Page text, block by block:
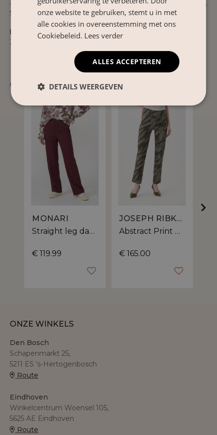
30°C fijne was, Niet bleken, Niet in wasdroger drogen,
Strijken op lage temperatuur
Product Nr
ZILLA2-602471
Gerelateerde producten
MONARI
Straight leg dames broek | jogger pasvorm
€ 119.99
JOSEPH RIBKOFF
Abstract Print dames pantalon | rechte pasvorm
€ 165.00
ONZE WINKELS
Den Bosch
Schapenmarkt 25,
5211 ES 's-Hertogenbosch
Route
Eindhoven
Winkelcentrum Woensel 105,
5625 AE Eindhoven
Route
onze website te gebruiken, stemt u in met
alle cookies in overeenstemming met ons
Cookiebeleid. Lees verder
ALLES ACCEPTEREN
DETAILS WEERGEVEN